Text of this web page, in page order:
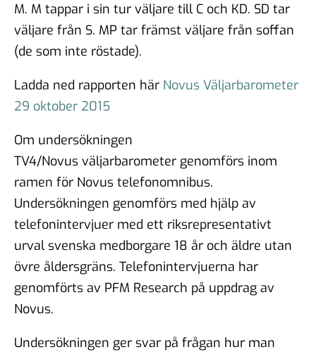
M. M tappar i sin tur väljare till C och KD. SD tar
väljare från S. MP tar främst väljare från soffan
(de som inte röstade).
Ladda ned rapporten här Novus Väljarbarometer
29 oktober 2015
Om undersökningen
TV4/Novus väljarbarometer genomförs inom
ramen för Novus telefonomnibus.
Undersökningen genomförs med hjälp av
telefonintervjuer med ett riksrepresentativt
urval svenska medborgare 18 år och äldre utan
övre åldersgräns. Telefonintervjuerna har
genomförts av PFM Research på uppdrag av
Novus.
Undersökningen ger svar på frågan hur man